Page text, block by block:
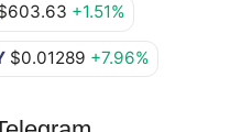
+1.51%
$0.01289 +7.96%